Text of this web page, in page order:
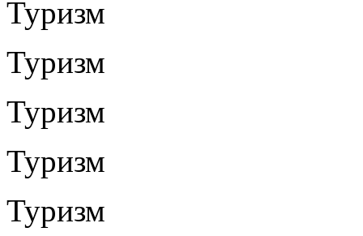
Туризм
Туризм
Туризм
Туризм
Туризм